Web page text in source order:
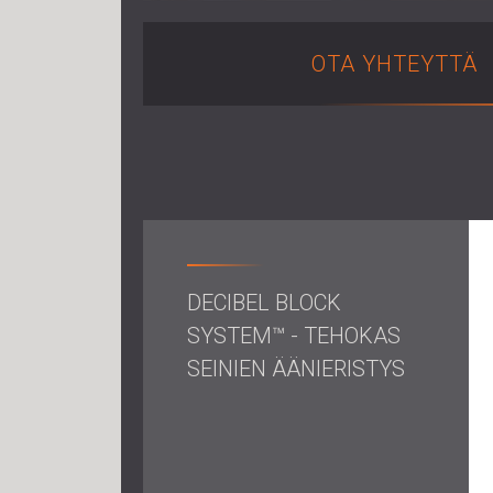
OTA YHTEYTTÄ
DECIBEL BLOCK
SYSTEM™ - TEHOKAS
SEINIEN ÄÄNIERISTYS